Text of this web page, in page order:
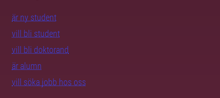
är ny student
vill bli student
vill bli doktorand
är alumn
vill söka jobb hos oss